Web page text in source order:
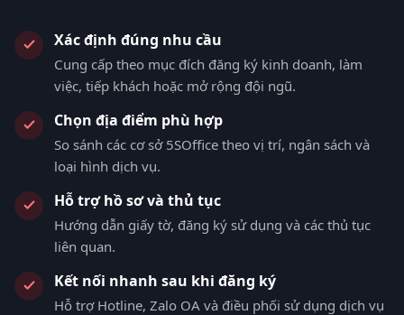
Xác định đúng nhu cầu
Cung cấp theo mục đích đăng ký kinh doanh, làm
việc, tiếp khách hoặc mở rộng đội ngũ.
Chọn địa điểm phù hợp
So sánh các cơ sở 5SOffice theo vị trí, ngân sách và
loại hình dịch vụ.
Hỗ trợ hồ sơ và thủ tục
Hướng dẫn giấy tờ, đăng ký sử dụng và các thủ tục
liên quan.
Kết nối nhanh sau khi đăng ký
Hỗ trợ Hotline, Zalo OA và điều phối sử dụng dịch vụ